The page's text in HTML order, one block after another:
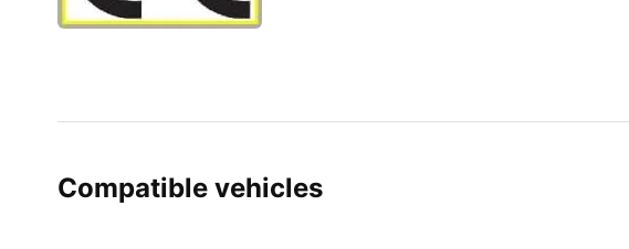
Compatible vehicles